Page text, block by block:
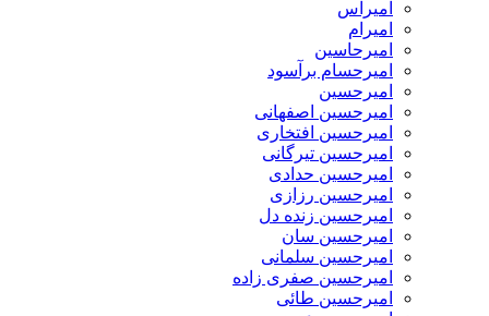
امیراس
امیرام
امیرحاسین
امیرحسام برآسود
امیرحسین
امیرحسین اصفهانی
امیرحسین افتخاری
امیرحسین تیرگانی
امیرحسین حدادی
امیرحسین رزازی
امیرحسین زنده دل
امیرحسین سان
امیرحسین سلمانی
امیرحسین صفری زاده
امیرحسین طائی